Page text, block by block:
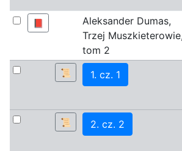
📕
Aleksander Dumas,
Trzej
tom 2
📜 1. cz. 1
📜 2. cz. 2